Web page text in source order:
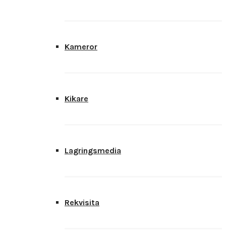
Kameror
Kikare
Lagringsmedia
Rekvisita